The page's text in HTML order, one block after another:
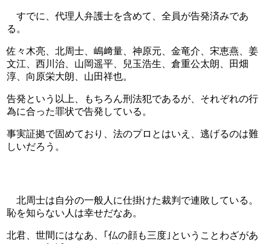
すでに、代理人弁護士を含めて、全員が告発済みであ
る。
佐々木亮、北周士、嶋﨑量、神原元、金竜介、宋恵燕、姜
文江、西川治、山岡遥平、兒玉浩生、倉重公太朗、田畑
淳、向原栄大朗、山田祥也。
告発という以上、もちろん刑法犯であるが、それぞれの行
為に合った罪状で告発している。
事実証拠で固めており、法のプロとはいえ、逃げるのは難
しいだろう。
北周士は自分の一般人に仕掛けた裁判で連敗している。
恥を知らない人は幸せだなあ。
北君、世間にはなあ、｢仏の顔も三度｣ということわざがあ